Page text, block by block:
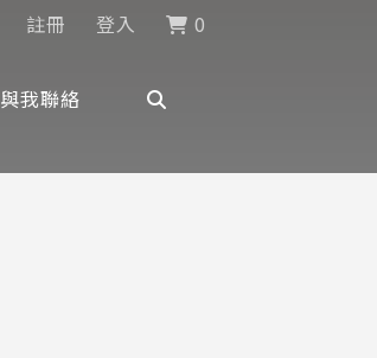
註冊 登入 0
與我聯絡